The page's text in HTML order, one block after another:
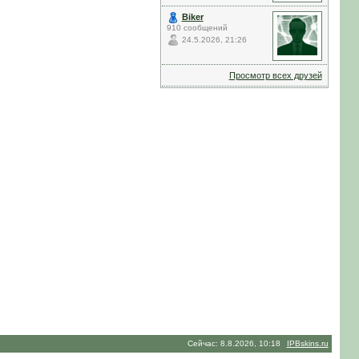
Biker
910 сообщений
24.5.2026, 21:26
Просмотр всех друзей
Сейчас: 8.8.2026, 10:18 IPBskins.ru